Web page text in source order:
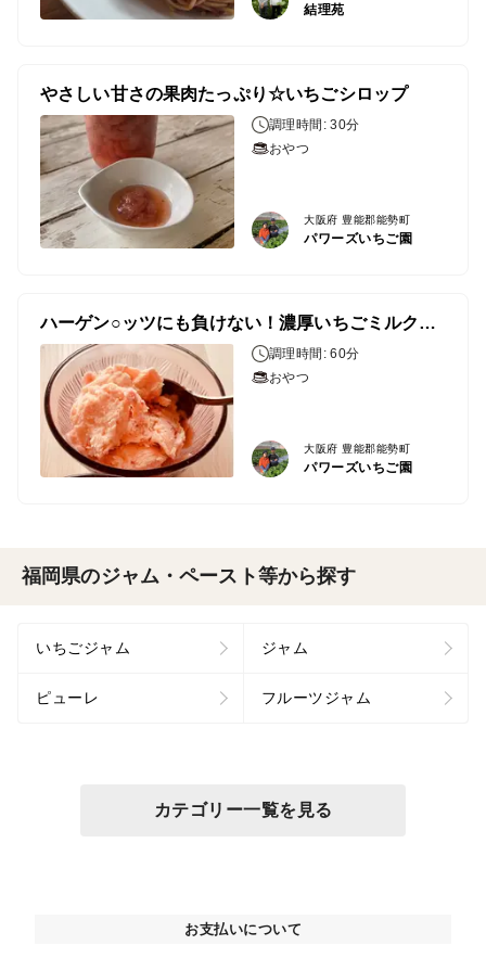
結理苑
やさしい甘さの果肉たっぷり☆いちごシロップ
調理時間: 30分
おやつ
大阪府 豊能郡能勢町
パワーズいちご園
ハーゲン○ッツにも負けない！濃厚いちごミルクアイスクリーム
調理時間: 60分
おやつ
大阪府 豊能郡能勢町
パワーズいちご園
福岡県のジャム・ペースト等から探す
いちごジャム ジャム
ピューレ フルーツジャム
カテゴリー一覧を見る
お支払いについて